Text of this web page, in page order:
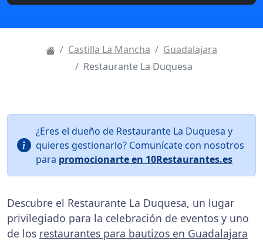
Castilla La Mancha
Guadalajara
Restaurante La Duquesa
¿Eres el dueño de Restaurante La Duquesa y
quieres gestionarlo? Comunícate con nosotros
para promocionarte en 10Restaurantes.es
Descubre el Restaurante La Duquesa, un lugar
privilegiado para la celebración de eventos y uno
de los restaurantes para bautizos en Guadalajara